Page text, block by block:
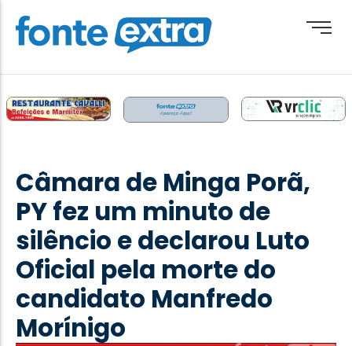
Destaque
Esporte
Geral
Obituário
Paraguai
Paraná
Câmara de Minga Porã,
PY fez um minuto de
silêncio e declarou Luto
Oficial pela morte do
candidato Manfredo
Morínigo